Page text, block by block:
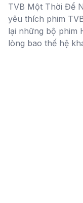
TVB Một Thời Để
yêu thích phim
lại những bộ phim
lòng bao thế hệ